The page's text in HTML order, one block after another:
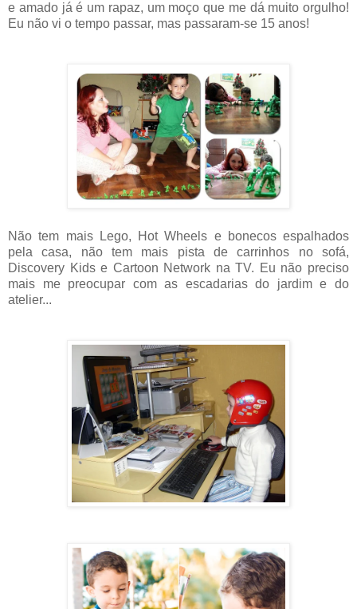
e amado já é um rapaz, um moço que me dá muito orgulho!
Eu não vi o tempo passar, mas passaram-se 15 anos!
Não tem mais Lego, Hot Wheels e bonecos espalhados
pela casa, não tem mais pista de carrinhos no sofá,
Discovery Kids e Cartoon Network na TV. Eu não preciso
mais me preocupar com as escadarias do jardim e do
atelier...